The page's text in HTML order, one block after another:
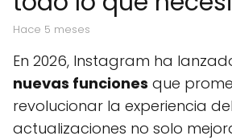
hace 5 meses
En 2026, Instagram ha
nuevas funciones que
revolucionar la experiencia
actualizaciones no solo